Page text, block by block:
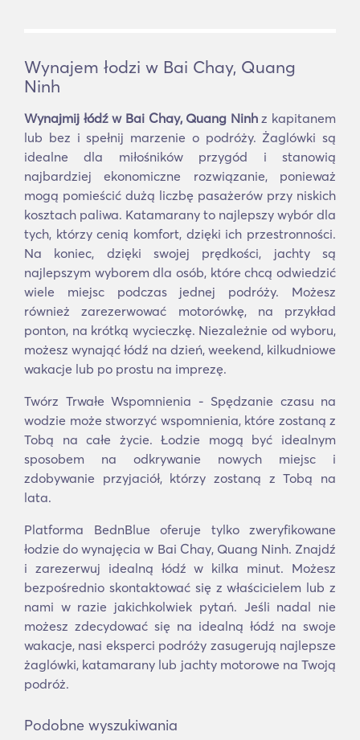
Wynajem łodzi w Bai Chay, Quang
Ninh
Wynajmij łódź w Bai Chay, Quang Ninhz kapitanem
lub bez i spełnij marzenie o podróży. Żaglówki są
idealne dla miłośników przygód i stanowią
najbardziej ekonomiczne rozwiązanie, ponieważ
mogą pomieścić dużą liczbę pasażerów przy niskich
kosztach paliwa. Katamarany to najlepszy wybór dla
tych, którzy cenią komfort, dzięki ich przestronności.
Na koniec, dzięki swojej prędkości, jachty są
najlepszym wyborem dla osób, które chcą odwiedzić
wiele miejsc podczas jednej podróży. Możesz
również zarezerwować motorówkę, na przykład
ponton, na krótką wycieczkę. Niezależnie od wyboru,
możesz wynająć łódź na dzień, weekend, kilkudniowe
wakacje lub po prostu na imprezę.
Twórz Trwałe Wspomnienia - Spędzanie czasu na
wodzie może stworzyć wspomnienia, które zostaną z
Tobą na całe życie. Łodzie mogą być idealnym
sposobem na odkrywanie nowych miejsc i
zdobywanie przyjaciół, którzy zostaną z Tobą na
lata.
Platforma BednBlue oferuje tylko zweryfikowane
łodzie do wynajęcia w Bai Chay, Quang Ninh. Znajdź
i zarezerwuj idealną łódź w kilka minut. Możesz
bezpośrednio skontaktować się z właścicielem lub z
nami w razie jakichkolwiek pytań. Jeśli nadal nie
możesz zdecydować się na idealną łódź na swoje
wakacje, nasi eksperci podróży zasugerują najlepsze
żaglówki, katamarany lub jachty motorowe na Twoją
podróż.
Podobne wyszukiwania